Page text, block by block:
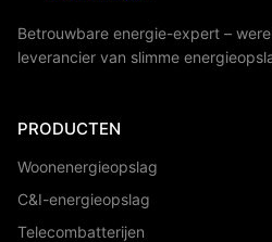
Betrouwbare energie-expert –
leverancier van slimme
PRODUCTEN
Woonenergieopslag
C&I-energieopslag
Telecombatterijen